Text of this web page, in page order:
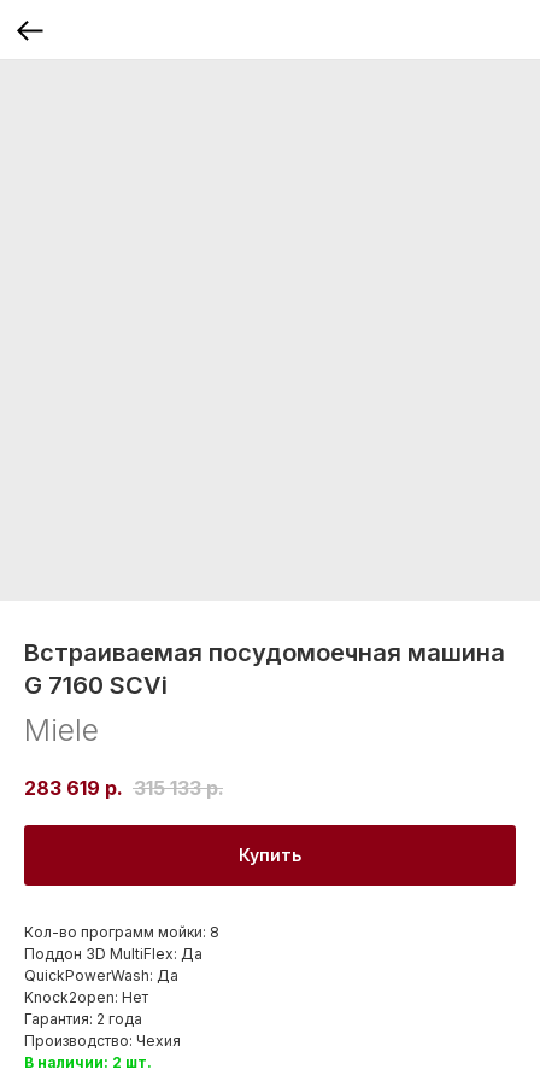
Встраиваемая посудомоечная машина
G 7160 SCVi
Miele
283 619 р. 315 133 р.
Купить
Кол-во программ мойки: 8
Поддон 3D MultiFlex: Да
QuickPowerWash: Да
Knock2open: Нет
Гарантия: 2 года
Производство: Чехия
В наличии: 2 шт.